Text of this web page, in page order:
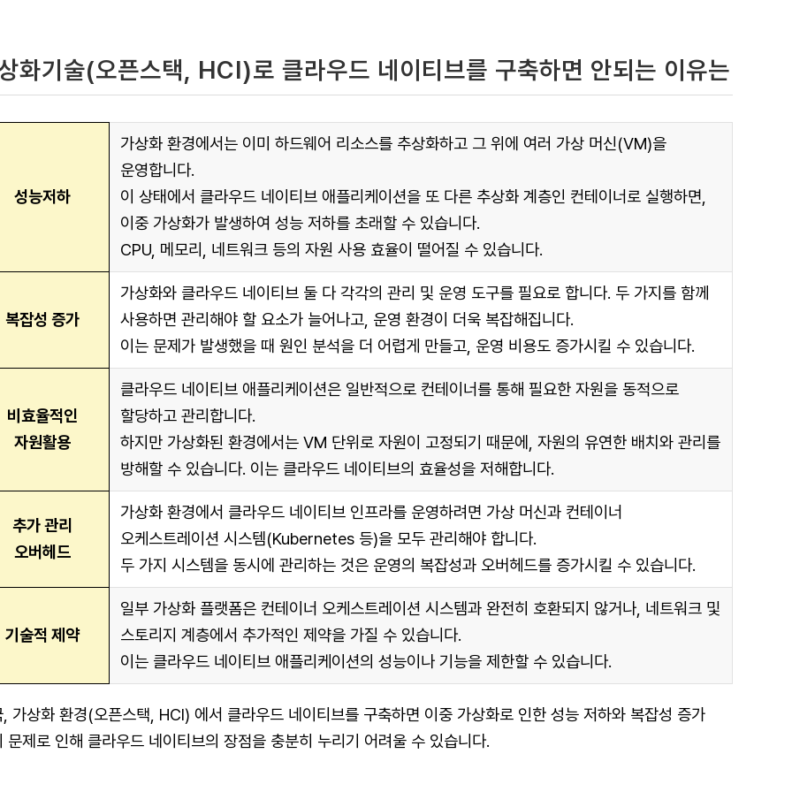
화기술(오픈스택, HCI)로 클라우드 네이티브를 구축하면 안되는 이유는
성능저하
가상화 환경에서는 이미 하드웨어 리소스를 추상화하고 그 위에 여러 가상 머신(VM)을
운영합니다.
이 상태에서 클라우드 네이티브 애플리케이션을 또 다른 추상화 계층인 컨테이너로 실행하면,
이중 가상화가 발생하여 성능 저하를 초래할 수 있습니다.
CPU, 메모리, 네트워크 등의 자원 사용 효율이 떨어질 수 있습니다.
복잡성 증가
가상화와 클라우드 네이티브 둘 다 각각의 관리 및 운영 도구를 필요로 합니다. 두 가지를 함께
사용하면 관리해야 할 요소가 늘어나고, 운영 환경이 더욱 복잡해집니다.
이는 문제가 발생했을 때 원인 분석을 더 어렵게 만들고, 운영 비용도 증가시킬 수 있습니다.
비효율적인
자원활용
클라우드 네이티브 애플리케이션은 일반적으로 컨테이너를 통해 필요한 자원을 동적으로
할당하고 관리합니다.
하지만 가상화된 환경에서는 VM 단위로 자원이 고정되기 때문에, 자원의 유연한 배치와 관리를
방해할 수 있습니다. 이는 클라우드 네이티브의 효율성을 저해합니다.
추가 관리
오버헤드
가상화 환경에서 클라우드 네이티브 인프라를 운영하려면 가상 머신과 컨테이너
오케스트레이션 시스템(Kubernetes 등)을 모두 관리해야 합니다.
두 가지 시스템을 동시에 관리하는 것은 운영의 복잡성과 오버헤드를 증가시킬 수 있습니다.
기술적 제약
일부 가상화 플랫폼은 컨테이너 오케스트레이션 시스템과 완전히 호환되지 않거나, 네트워크 및
스토리지 계층에서 추가적인 제약을 가질 수 있습니다.
이는 클라우드 네이티브 애플리케이션의 성능이나 기능을 제한할 수 있습니다.
가상화 환경(오픈스택, HCI) 에서 클라우드 네이티브를 구축하면 이중 가상화로 인한 성능 저하와 복잡성 증가
문제로 인해 클라우드 네이티브의 장점을 충분히 누리기 어려울 수 있습니다.